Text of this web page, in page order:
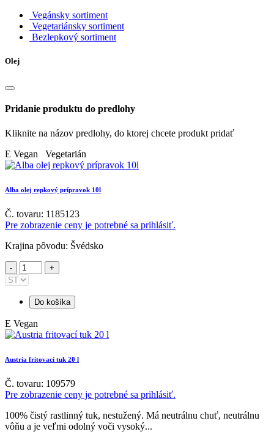
Vegánsky sortiment
Vegetariánsky sortiment
Bezlepkový sortiment
Olej
Pridanie produktu do predlohy
Kliknite na názov predlohy, do ktorej chcete produkt pridať
E Vegan Vegetarián
Alba olej repkový prípravok 10l
Č. tovaru: 1185123
Pre zobrazenie ceny je potrebné sa prihlásiť.
Krajina pôvodu: Švédsko
Do košíka
E Vegan
Austria fritovací tuk 20 l
Č. tovaru: 109579
Pre zobrazenie ceny je potrebné sa prihlásiť.
100% čistý rastlinný tuk, nestužený. Má neutrálnu chuť, neutrálnu
vôňu a je veľmi odolný voči vysoký...